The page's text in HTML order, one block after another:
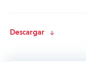
Descargar